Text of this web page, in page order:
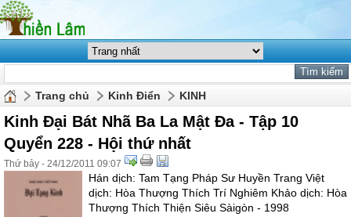
Trang chủ Kinh Điển KINH
Kinh Đại Bát Nhã Ba La Mật Đa - Tập 10
Quyển 228 - Hội thứ nhất
Thứ bảy - 24/12/2011 09:07
Hán dịch: Tam Tạng Pháp Sư Huyền Trang Việt
dịch: Hòa Thượng Thích Trí Nghiêm Khảo dịch: Hòa
Thượng Thích Thiện Siêu Sàigòn - 1998